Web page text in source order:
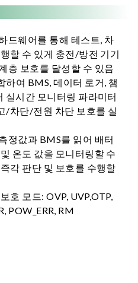
드웨어를 통해 테스트, 차
할 수 있게 충전/방전 기기
층 보호를 달성할 수 있음
하여 BMS, 데이터 로거, 챔
실시간 모니터링 파라미터
/차단/전원 차단 보호를 실
정값과 BMS를 읽어 배터
온도 값을 모니터링할 수
각 판단 및 보호를 수행할
호 모드: OVP, UVP,OTP,
POW_ERR, RM